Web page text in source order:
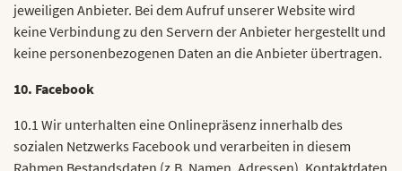
jeweiligen Anbieter. Bei dem Aufruf unserer Website wird
keine Verbindung zu den Servern der Anbieter hergestellt und
keine personenbezogenen Daten an die Anbieter übertragen.
10. Facebook
10.1 Wir unterhalten eine Onlinepräsenz innerhalb des
sozialen Netzwerks Facebook und verarbeiten in diesem
Rahmen Bestandsdaten (z.B. Namen, Adressen), Kontaktdaten